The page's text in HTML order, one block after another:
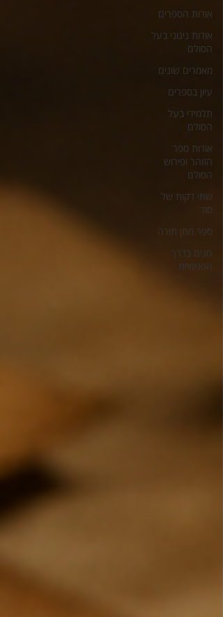
אודות הספרים
אודות ניגוני בעל
הסולם
מאמרים שונים
עיון בספרים
תלמידי בעל
הסולם
אודות ספר
הזוהר ופירוש
הסולם
שתי דקות של
סוד
ספר מתן תורה
חגים בדרך
הפנימיות